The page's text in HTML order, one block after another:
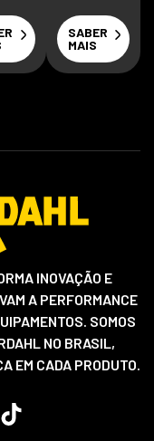
SABER
MAIS
INOVAÇÃO E
A PERFORMANCE
SOMOS
NO BRASIL,
EM CADA PRODUTO.